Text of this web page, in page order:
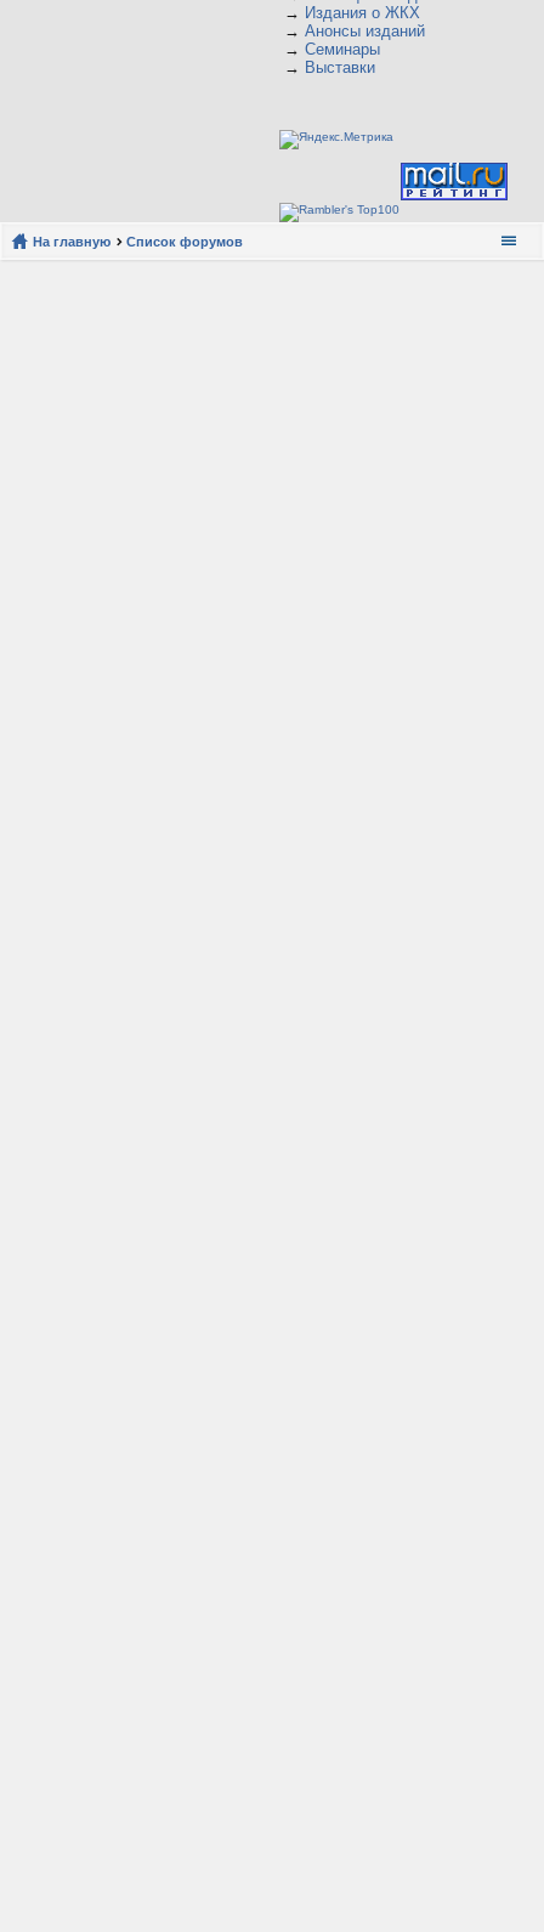
→ Издания о ЖКХ
→ Анонсы изданий
→ Семинары
→ Выставки
На главную Список форумов